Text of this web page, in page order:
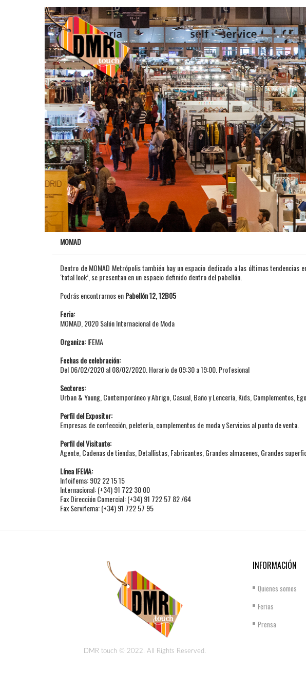
MOMAD
Dentro de MOMAD Metrópolis también hay un espacio dedicado a las últimas
‘total look’, se presentan en un espacio definido dentro del pabellón.
Podrás encontrarnos enPabellón 12, 12B05
Feria:
MOMAD, 2020 Salón Internacional de Moda
Organiza:IFEMA
Fechas de celebración:
Del 06/02/2020 al 08/02/2020. Horario de 09:30 a 19:00. Profesional
Sectores:
Urban & Young, Contemporáneo y Abrigo, Casual, Baño y Lencería, Kids, Complementos,
Perfil del Expositor:
Empresas de confección, peletería, complementos de moda y Servicios al punto de venta.
Perfil del Visitante:
Agente, Cadenas de tiendas, Detallistas, Fabricantes, Grandes almacenes, Grandes
Línea IFEMA:
Infoifema: 902 22 15 15
Internacional: (+34) 91 722 30 00
Fax Dirección Comercial: (+34) 91 722 57 82 /64
Fax Servifema: (+34) 91 722 57 95
DMR touch © 2022. All Rights Reserved.
INFORMACIÓN
Quienes somos
Ferias
Prensa